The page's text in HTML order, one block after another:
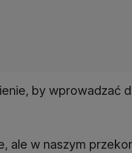
by wprowadzać
ale w naszym